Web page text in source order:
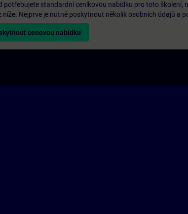
potřebujete standardní ceníkovou nabídku pro toto školení,
níže. Nejprve je nutné poskytnout několik osobních údajů a
cenovou nabídku